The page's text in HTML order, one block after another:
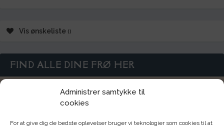
Administrer samtykke til
cookies
For at give dig de bedste oplevelser bruger vi teknologier som cookies til at
Vis ønskeliste
FIND ALLE DINE FRØ HER
Chili